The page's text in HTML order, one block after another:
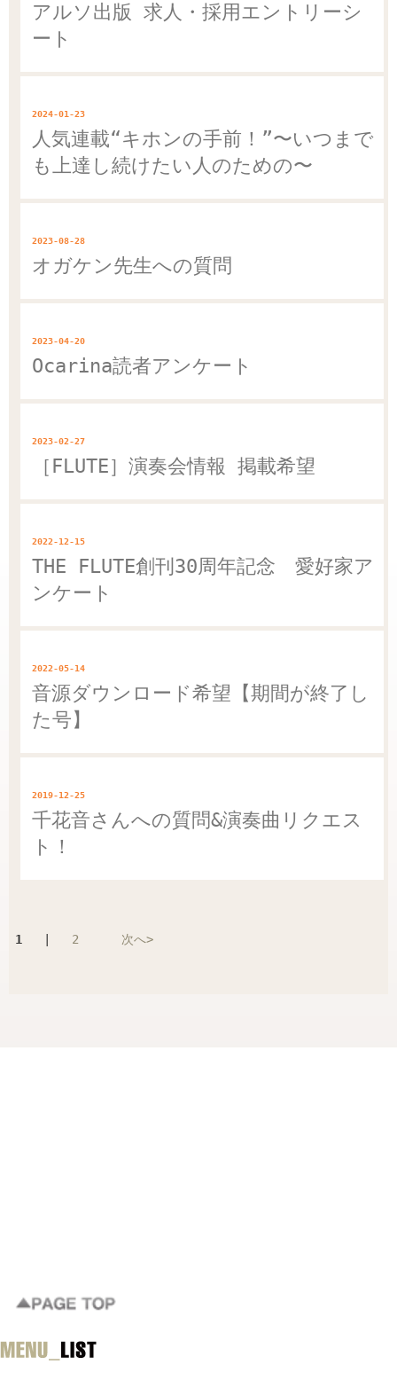
アルソ出版 求人・採用エントリーシ
ート
2024-01-23
人気連載“キホンの手前！”〜いつまで
も上達し続けたい人のための〜
2023-08-28
オガケン先生への質問
2023-04-20
Ocarina読者アンケート
2023-02-27
［FLUTE］演奏会情報 掲載希望
2022-12-15
THE FLUTE創刊30周年記念 愛好家ア
ンケート
2022-05-14
音源ダウンロード希望【期間が終了し
た号】
2019-12-25
千花音さんへの質問&演奏曲リクエス
ト！
1 2 次へ>